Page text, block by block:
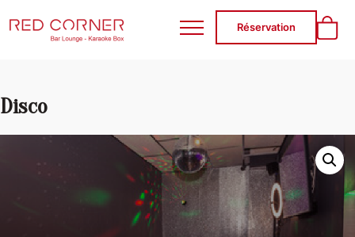
RED CORNER
Réservation
Disco